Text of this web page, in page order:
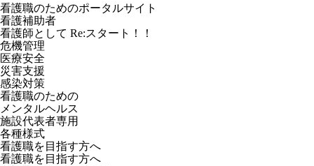
看護職のためのポータルサイト
看護補助者
看護師として Re:スタート！！
危機管理
医療安全
災害支援
感染対策
看護職のための
メンタルヘルス
施設代表者専用
各種様式
看護職を目指す方へ
看護職を目指す方へ